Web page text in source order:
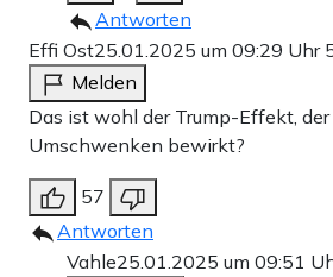
Antworten
Effi Ost25.01.2025 um 09:29 Uhr
Melden
Das ist wohl der Trump-Effekt,
Umschwenken bewirkt?
57
Antworten
Vahle25.01.2025 um 09:51